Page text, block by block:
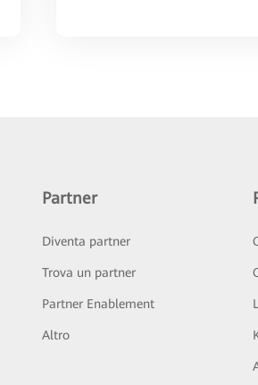
Partner
Diventa partner
Trova un partner
Partner Enablement
Altro